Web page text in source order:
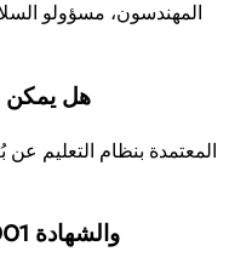
المهندسون، مسؤولو
هل يمكن